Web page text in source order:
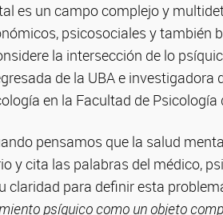
es un campo complejo y
psicosociales y también
la intersección de lo
de la UBA e investigadora
en la Facultad de Psicología
pensamos que la salud
y cita las palabras del médico,
claridad para definir esta
psíquico como un objeto